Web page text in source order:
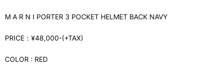
M A R N I PORTER 3 POCKET HELMET BACK NAVY
PRICE：¥48,000-(+TAX)
COLOR : RED